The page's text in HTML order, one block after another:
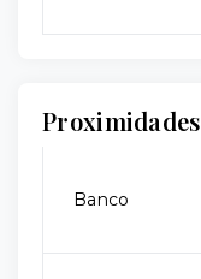
Proximidades
Banco